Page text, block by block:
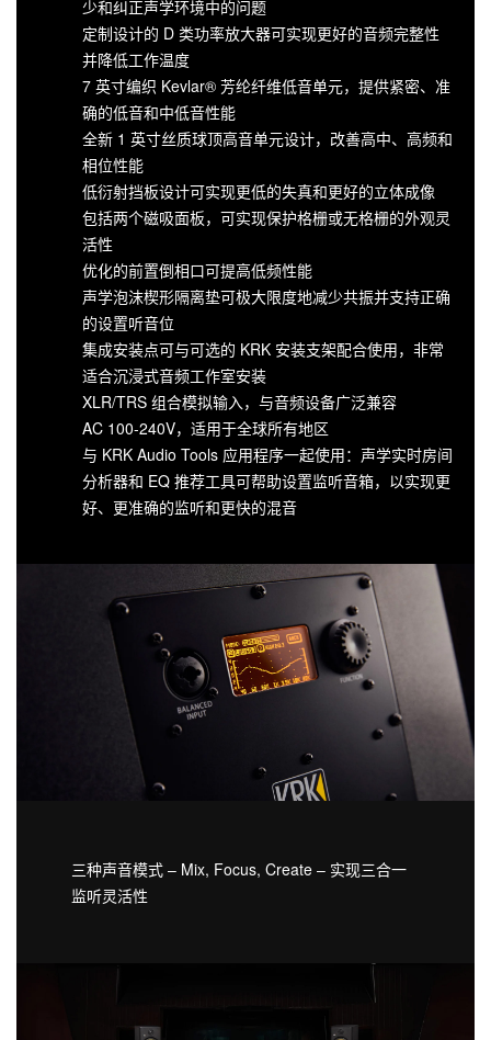
少和纠正声学环境中的问题
定制设计的 D 类功率放大器可实现更好的音频完整性
并降低工作温度
7 英寸编织 Kevlar® 芳纶纤维低音单元，提供紧密、准
确的低音和中低音性能
全新 1 英寸丝质球顶高音单元设计，改善高中、高频和
相位性能
低衍射挡板设计可实现更低的失真和更好的立体成像
包括两个磁吸面板，可实现保护格栅或无格栅的外观灵
活性
优化的前置倒相口可提高低频性能
声学泡沫楔形隔离垫可极大限度地减少共振并支持正确
的设置听音位
集成安装点可与可选的 KRK 安装支架配合使用，非常
适合沉浸式音频工作室安装
XLR/TRS 组合模拟输入，与音频设备广泛兼容
AC 100-240V，适用于全球所有地区
与 KRK Audio Tools 应用程序一起使用：声学实时房间
分析器和 EQ 推荐工具可帮助设置监听音箱，以实现更
好、更准确的监听和更快的混音
三种声音模式 – Mix, Focus, Create – 实现三合一
监听灵活性